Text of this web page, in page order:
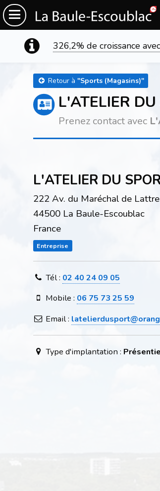
326,2% de croissance
Retour à "Sports (Magasins)"
L'ATELIER
Prenez contact avec
L'ATELIER DU
222 Av. du Maréchal de
44500 La Baule-Escoublac
France
Entreprise
Tél : 02 40 24 09 05
Mobile : 06 75 73 25 59
Email :
Type d'implantation :